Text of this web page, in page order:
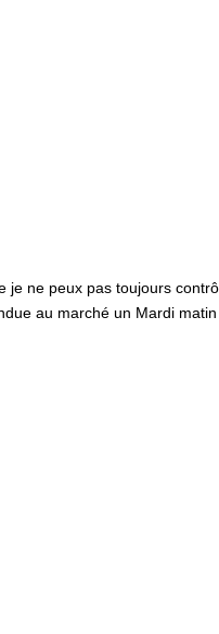
je ne peux pas toujours
au marché un Mardi